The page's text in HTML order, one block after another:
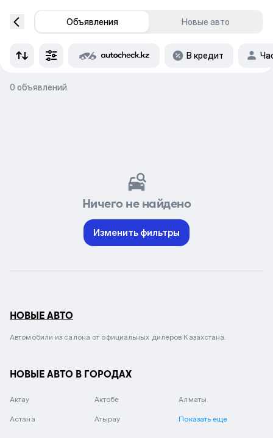
Объявления Новые авто
В кредит
0 объявлений
Ничего не найдено
Изменить фильтры
НОВЫЕ АВТО
Автомобили из салона от официальных дилеров Казахстана.
НОВЫЕ АВТО В ГОРОДАХ
Актау Актобе Алматы
Астана Атырау Показать еще